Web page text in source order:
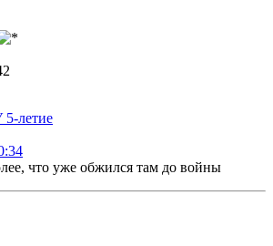
летие
что уже обжился там до войны